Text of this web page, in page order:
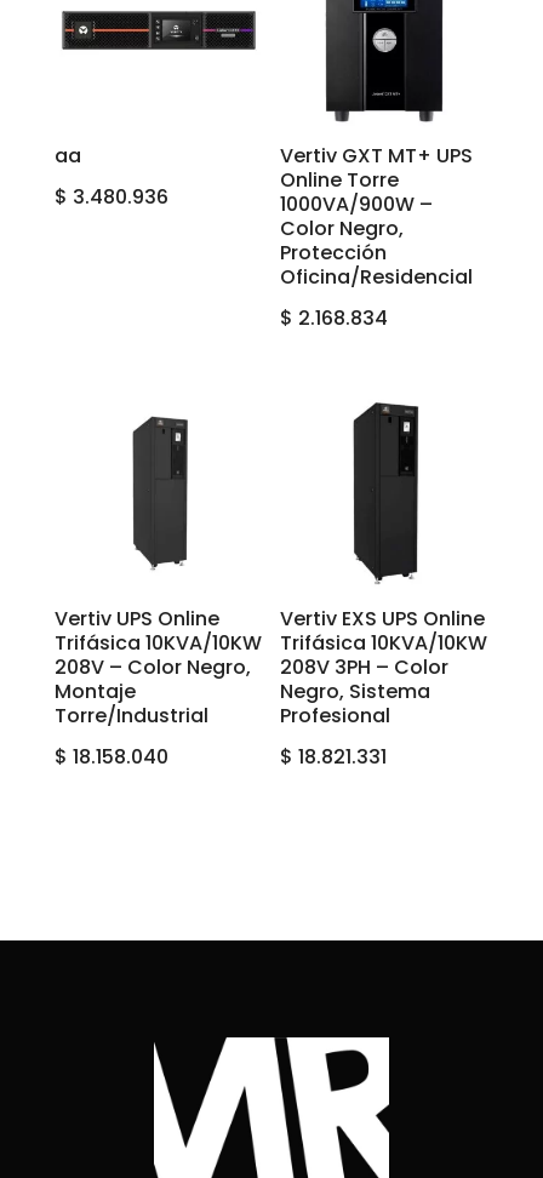
aa
$ 3.480.936
Vertiv GXT MT+ UPS
Online Torre
1000VA/900W –
Color Negro,
Protección
Oficina/Residencial
$ 2.168.834
Vertiv UPS Online
Trifásica 10KVA/10KW
208V – Color Negro,
Montaje
Torre/Industrial
$ 18.158.040
Vertiv EXS UPS Online
Trifásica 10KVA/10KW
208V 3PH – Color
Negro, Sistema
Profesional
$ 18.821.331